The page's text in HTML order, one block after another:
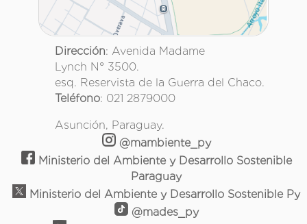
Dirección: Avenida Madame
Lynch N° 3500.
esq. Reservista de la Guerra del Chaco.
Teléfono: 021 2879000
Asunción, Paraguay.
@mambiente_py
Ministerio del Ambiente y Desarrollo Sostenible
Paraguay
Ministerio del Ambiente y Desarrollo Sostenible Py
@mades_py